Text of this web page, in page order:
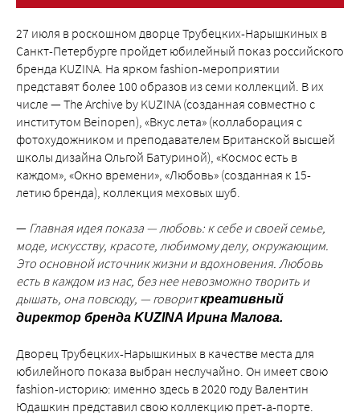
27 июля в роскошном дворце Трубецких-Нарышкиных в
Санкт-Петербурге пройдет юбилейный показ российского
бренда KUZINA. На ярком fashion-мероприятии
представят более 100 образов из семи коллекций. В их
числе — The Archive by KUZINA (созданная совместно с
институтом Beinopen), «Вкус лета» (коллаборация с
фотохудожником и преподавателем Британской высшей
школы дизайна Ольгой Батуриной), «Космос есть в
каждом», «Окно времени», «Любовь» (созданная к 15-
летию бренда), коллекция меховых шуб.
— Главная идея показа — любовь: к себе и своей семье,
моде, искусству, красоте, любимому делу, окружающим.
Это основной источник жизни и вдохновения. Любовь
есть в каждом из нас, без нее невозможно творить и
дышать, она повсюду, — говориткреативный
директор бренда KUZINA Ирина Малова.
Дворец Трубецких-Нарышкиных в качестве места для
юбилейного показа выбран неслучайно. Он имеет свою
fashion-историю: именно здесь в 2020 году Валентин
Юдашкин представил свою коллекцию прет-а-порте.